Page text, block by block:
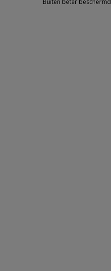
Buiten beter beschermd